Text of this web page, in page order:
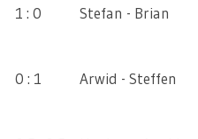
1 : 0 Stefan - Brian
0 : 1 Arwid - Steffen